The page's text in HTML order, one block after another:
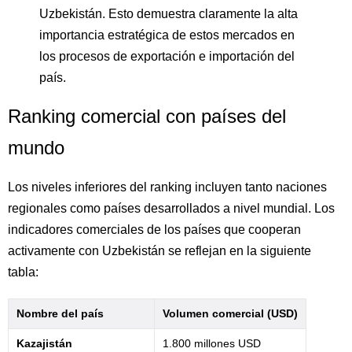
Uzbekistán. Esto demuestra claramente la alta
importancia estratégica de estos mercados en
los procesos de exportación e importación del
país.
Ranking comercial con países del
mundo
Los niveles inferiores del ranking incluyen tanto naciones
regionales como países desarrollados a nivel mundial. Los
indicadores comerciales de los países que cooperan
activamente con Uzbekistán se reflejan en la siguiente
tabla:
Nombre del país Volumen comercial (USD)
Kazajistán 1.800 millones USD